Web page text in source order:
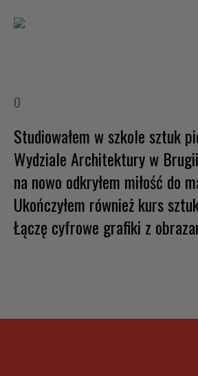
Dzieła sztuki
Aktualności
O mnie
Kontakt
O
Studiowałem w szkole sztuk
Wydziale Architektury w
na nowo odkryłem miłość do
Ukończyłem również kurs
Łączę cyfrowe grafiki z